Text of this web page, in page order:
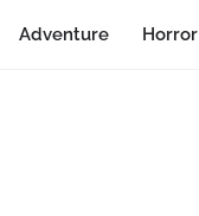
Adventure Horror